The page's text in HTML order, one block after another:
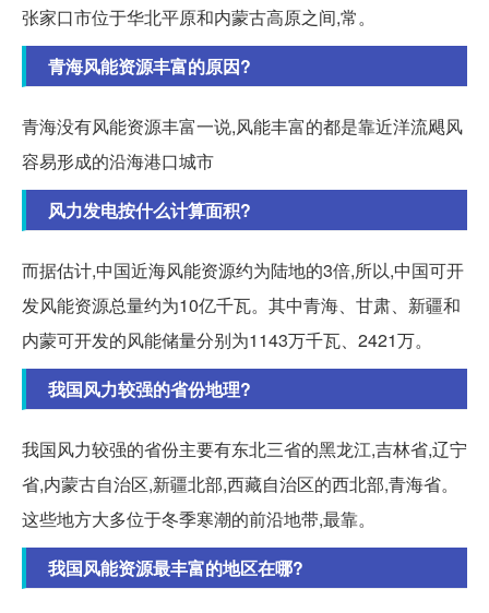
张家口市位于华北平原和内蒙古高原之间,常。
青海风能资源丰富的原因?
青海没有风能资源丰富一说,风能丰富的都是靠近洋流飓风
容易形成的沿海港口城市
风力发电按什么计算面积?
而据估计,中国近海风能资源约为陆地的3倍,所以,中国可开
发风能资源总量约为10亿千瓦。其中青海、甘肃、新疆和
内蒙可开发的风能储量分别为1143万千瓦、2421万。
我国风力较强的省份地理?
我国风力较强的省份主要有东北三省的黑龙江,吉林省,辽宁
省,内蒙古自治区,新疆北部,西藏自治区的西北部,青海省。
这些地方大多位于冬季寒潮的前沿地带,最靠。
我国风能资源最丰富的地区在哪?